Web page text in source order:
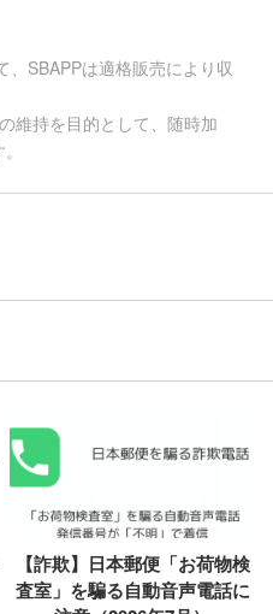
SBAPPは適格販売により収
維持を目的として、随時加
【詐欺】日本郵便「お荷物検
査室」を騙る自動音声電話に